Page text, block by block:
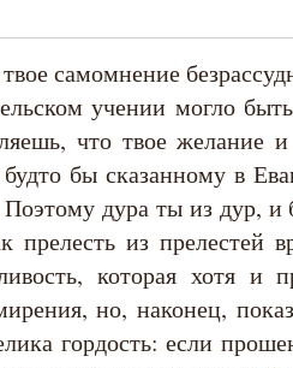
самомнение
учении могло
что твое желание
бы сказанному в
дура ты из дур, и
прелесть из прелестей
которая хотя и
но, наконец,
гордость: если